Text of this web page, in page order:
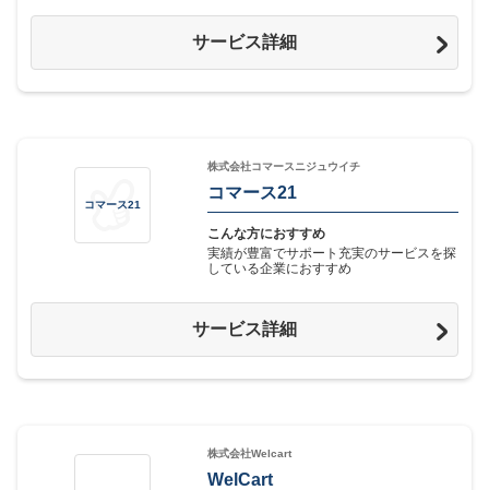
サービス詳細
コマース21
株式会社コマースニジュウイチ
コマース21
こんな方におすすめ
実績が豊富でサポート充実のサービスを探
している企業におすすめ
サービス詳細
株式会社Welcart
WelCart